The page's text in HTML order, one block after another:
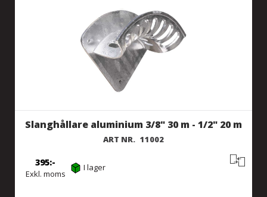
Slanghållare aluminium 3/8" 30 m - 1/2" 20 m
ART NR. 11002
Exkl. moms
395 I lager